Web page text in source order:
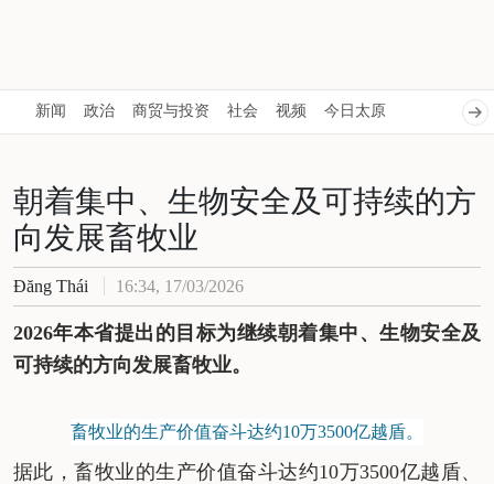
新闻 政治 商贸与投资 社会 视频 今日太原
朝着集中、生物安全及可持续的方
向发展畜牧业
Đăng Thái 16:34, 17/03/2026
2026年本省提出的目标为继续朝着集中、生物安全及
可持续的方向发展畜牧业。
畜牧业的生产价值奋斗达约10万3500亿越盾。
据此，畜牧业的生产价值奋斗达约10万3500亿越盾、